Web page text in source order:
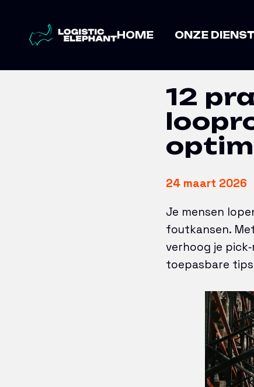
HOME ONZE
12
24 maart 2026
Je mensen
foutkansen.
verhoog je
toepasbare